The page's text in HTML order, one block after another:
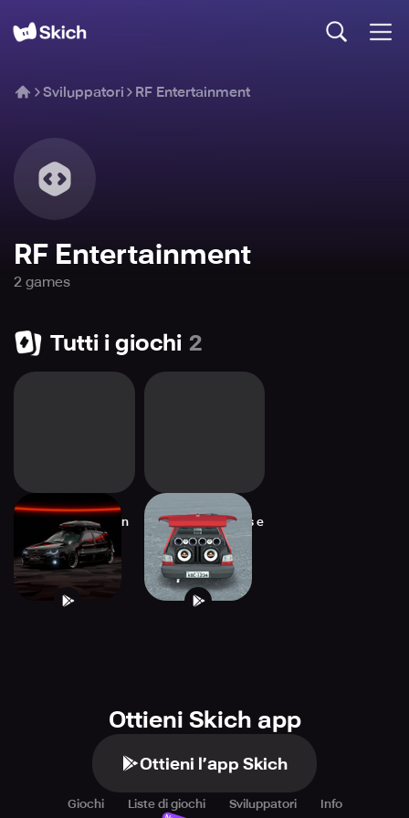
Sviluppatori RF Entertainment
RF Entertainment
2 games
Tutti i giochi 2
Golf Broken Edition
Carros Rebaixados e
Som Exempl
Ottieni Skich app
Ottieni l’app Skich
Giochi Liste di giochi Sviluppatori Info